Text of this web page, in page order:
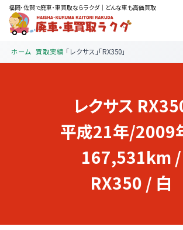
福岡・佐賀で廃車・車買取ならラクダ｜どんな車も高価買取
ホーム 買取実績 「レクサス」「RX350」
レクサス
平成21年/2009
167,531km /
RX350 / 白